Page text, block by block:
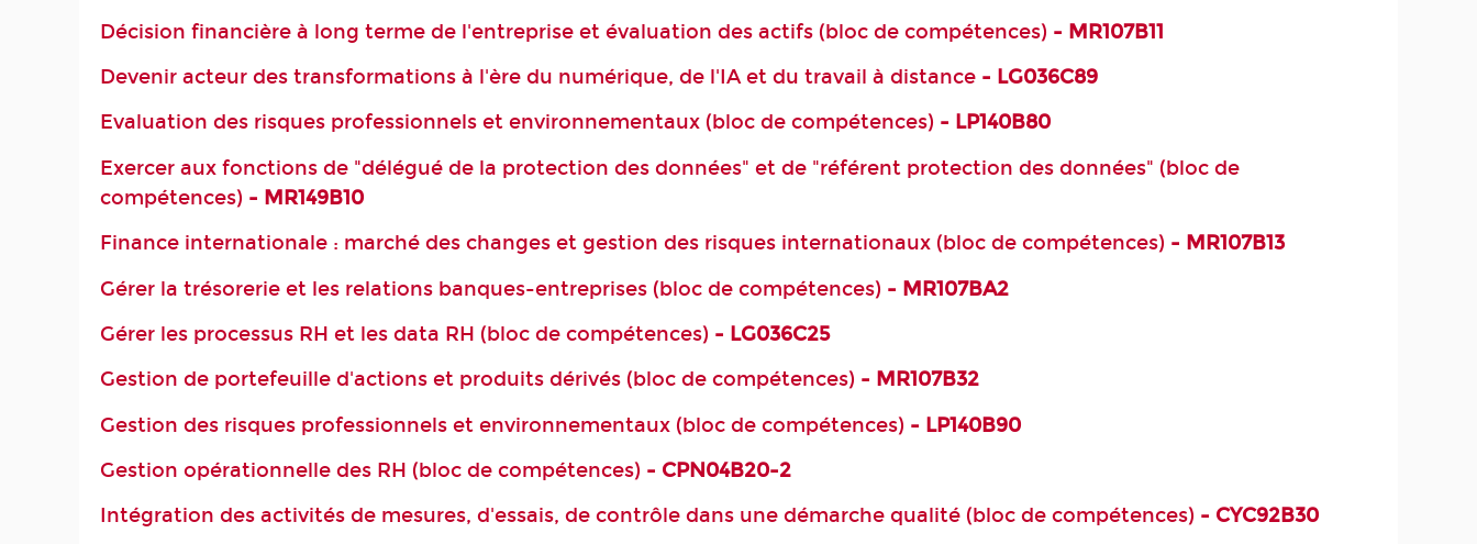
Décision financière à long terme de l'entreprise et évaluation des actifs (bloc de compétences) - MR107B11
Devenir acteur des transformations à l'ère du numérique, de l'IA et du travail à distance - LG036C89
Evaluation des risques professionnels et environnementaux (bloc de compétences) - LP140B80
Exercer aux fonctions de "délégué de la protection des données" et de "référent protection des données" (bloc de
compétences) - MR149B10
Finance internationale : marché des changes et gestion des risques internationaux (bloc de compétences) - MR107B13
Gérer la trésorerie et les relations banques-entreprises (bloc de compétences) - MR107BA2
Gérer les processus RH et les data RH (bloc de compétences) - LG036C25
Gestion de portefeuille d'actions et produits dérivés (bloc de compétences) - MR107B32
Gestion des risques professionnels et environnementaux (bloc de compétences) - LP140B90
Gestion opérationnelle des RH (bloc de compétences) - CPN04B20-2
Intégration des activités de mesures, d'essais, de contrôle dans une démarche qualité (bloc de compétences) - CYC92B30